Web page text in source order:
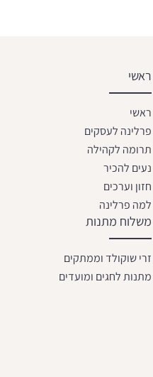
ראשי
ראשי
פרלינה לעסקים
תרומה לקהילה
נעים להכיר
חזון וערכים
למה פרלינה
משלוח מתנות
זרי שוקולד וממתקים
מתנות לחגים ומועדים